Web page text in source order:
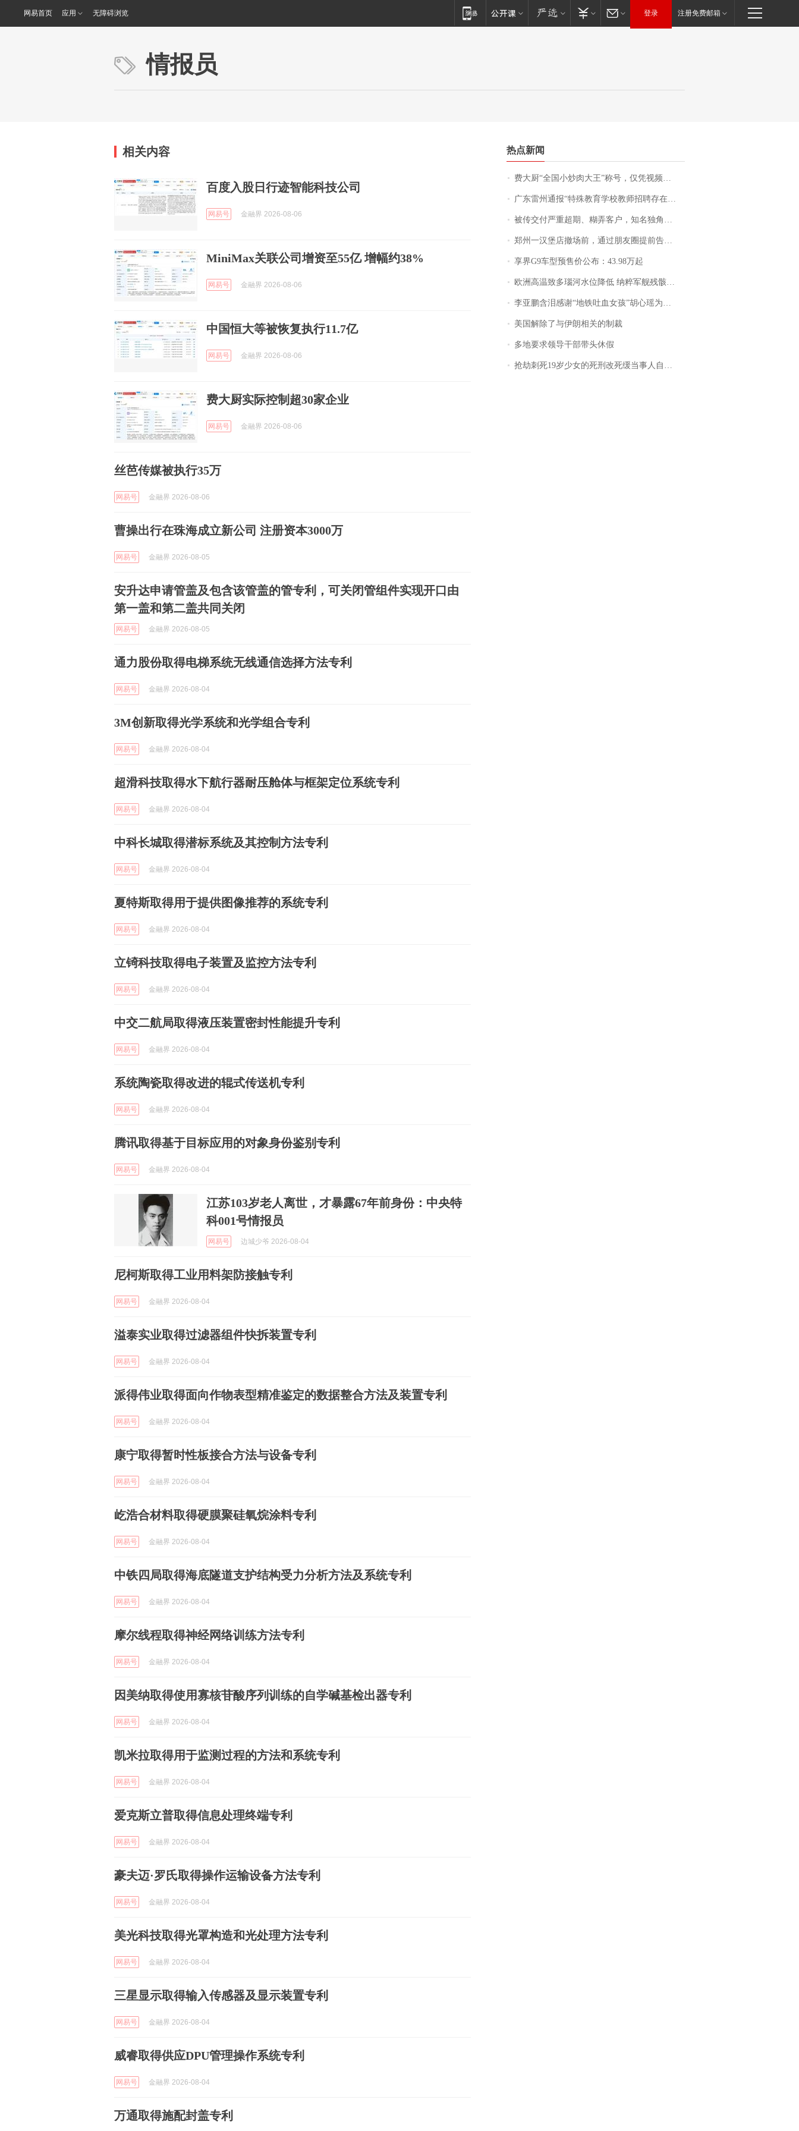
网易首页 应用 无障碍浏览 登录 注册免费邮箱
情报员
相关内容
百度入股日行迹智能科技公司
网易号 金融界 2026-08-06
MiniMax关联公司增资至55亿 增幅约38%
网易号 金融界 2026-08-06
中国恒大等被恢复执行11.7亿
网易号 金融界 2026-08-06
费大厨实际控制超30家企业
网易号 金融界 2026-08-06
丝芭传媒被执行35万
网易号 金融界 2026-08-06
曹操出行在珠海成立新公司 注册资本3000万
网易号 金融界 2026-08-05
安升达申请管盖及包含该管盖的管专利，可关闭管组件实现开口由
第一盖和第二盖共同关闭
网易号 金融界 2026-08-05
通力股份取得电梯系统无线通信选择方法专利
网易号 金融界 2026-08-04
3M创新取得光学系统和光学组合专利
网易号 金融界 2026-08-04
超滑科技取得水下航行器耐压舱体与框架定位系统专利
网易号 金融界 2026-08-04
中科长城取得潜标系统及其控制方法专利
网易号 金融界 2026-08-04
夏特斯取得用于提供图像推荐的系统专利
网易号 金融界 2026-08-04
立锜科技取得电子装置及监控方法专利
网易号 金融界 2026-08-04
中交二航局取得液压装置密封性能提升专利
网易号 金融界 2026-08-04
系统陶瓷取得改进的辊式传送机专利
网易号 金融界 2026-08-04
腾讯取得基于目标应用的对象身份鉴别专利
网易号 金融界 2026-08-04
江苏103岁老人离世，才暴露67年前身份：中央特
科001号情报员
网易号 边城少爷 2026-08-04
尼柯斯取得工业用料架防接触专利
网易号 金融界 2026-08-04
溢泰实业取得过滤器组件快拆装置专利
网易号 金融界 2026-08-04
派得伟业取得面向作物表型精准鉴定的数据整合方法及装置专利
网易号 金融界 2026-08-04
康宁取得暂时性板接合方法与设备专利
网易号 金融界 2026-08-04
屹浩合材料取得硬膜聚硅氧烷涂料专利
网易号 金融界 2026-08-04
中铁四局取得海底隧道支护结构受力分析方法及系统专利
网易号 金融界 2026-08-04
摩尔线程取得神经网络训练方法专利
网易号 金融界 2026-08-04
因美纳取得使用寡核苷酸序列训练的自学碱基检出器专利
网易号 金融界 2026-08-04
凯米拉取得用于监测过程的方法和系统专利
网易号 金融界 2026-08-04
爱克斯立普取得信息处理终端专利
网易号 金融界 2026-08-04
豪夫迈·罗氏取得操作运输设备方法专利
网易号 金融界 2026-08-04
美光科技取得光罩构造和光处理方法专利
网易号 金融界 2026-08-04
三星显示取得输入传感器及显示装置专利
网易号 金融界 2026-08-04
威睿取得供应DPU管理操作系统专利
网易号 金融界 2026-08-04
万通取得施配封盖专利
热点新闻
费大厨“全国小炒肉大王”称号，仅凭视频评出？中国烹饪协会回应
广东雷州通报“特殊教育学校教师招聘存在违规行为”：已启动问责程序 副校长被停职
被传交付严重超期、糊弄客户，知名独角兽车企创始人回应：都没证据，将依法采取措施，“本人长期与美国交管局保持沟通，对方表示肯定”
郑州一汉堡店撤场前，通过朋友圈提前告知逐一退费，有顾客仅剩1元也全被退回，分文不少；顾客：言而有信，让人感动
享界G9车型预售价公布：43.98万起
欧洲高温致多瑙河水位降低 纳粹军舰残骸重见天日
李亚鹏含泪感谢“地铁吐血女孩”胡心瑶为嫣然天使捐99999元：这份捐赠太沉重，尊重其捐赠意愿，个人向胡心瑶和她的病友之家各捐赠99999元
美国解除了与伊朗相关的制裁
多地要求领导干部带头休假
抢劫刺死19岁少女的死刑改死缓当事人自述：出狱11年间始终刻意躲避被害人家属